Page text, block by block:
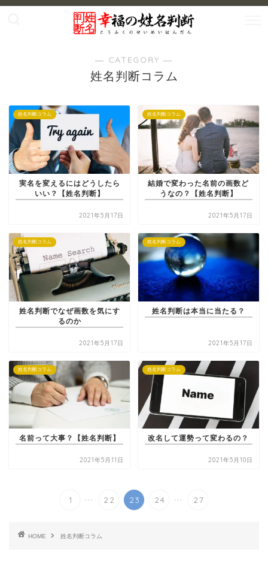
― CATEGORY ―
姓名判断コラム
姓名判断コラム
実名を変えるにはどうしたら
いい？【姓名判断】
2021年5月17日
姓名判断コラム
結婚で変わった名前の画数ど
うなの？【姓名判断】
2021年5月17日
姓名判断コラム
姓名判断でなぜ画数を気にす
るのか
2021年5月17日
姓名判断コラム
姓名判断は本当に当たる？
2021年5月17日
姓名判断コラム
名前って大事？【姓名判断】
2021年5月11日
姓名判断コラム
改名して運勢って変わるの？
2021年5月10日
1 ... 22 23 24 ... 27
HOME 姓名判断コラム